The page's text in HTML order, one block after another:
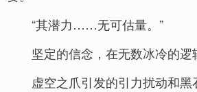
“其潜力……无可估量。”
坚定的信念，在无数冰冷的逻
虚空之爪引发的引力扰动和黑